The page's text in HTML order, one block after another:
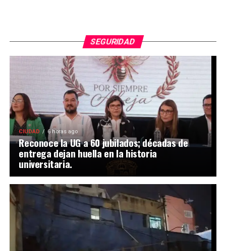
SEGURIDAD
CIUDAD 6 horas ago
Reconoce la UG a 60 jubilados; décadas de
entrega dejan huella en la historia
universitaria.